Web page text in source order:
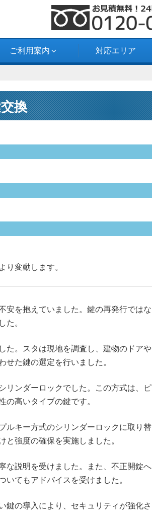
ご利用案内 対応エリア
換
り変動します。
安を抱えていました。鍵の再発行ではな
た。
た。スタは現地を調査し、建物のドアや
た鍵の選定を行いました。
リンダーロックでした。この方式は、ピ
の高いタイプの鍵です。
ルキー方式のシリンダーロックに取り替
と強度の確保を実施しました。
な説明を受けました。また、不正開錠へ
てもアドバイスを受けました。
鍵の導入により、セキュリティが強化さ